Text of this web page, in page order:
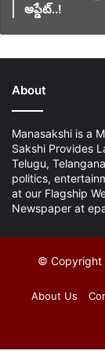
అప్డేట్..!
About
Manasakshi is a
Sakshi Provides
Telugu,
politics,
at our Flagship
Newspaper at
© Copyright
About Us